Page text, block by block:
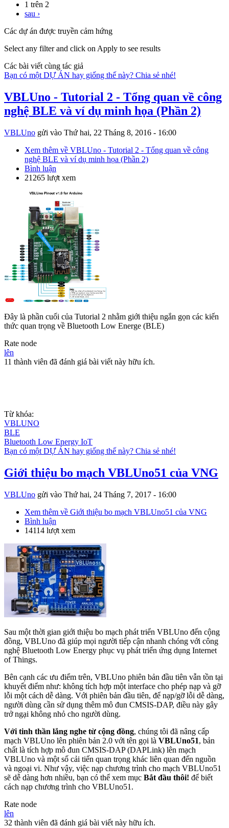
1 trên 2
sau ›
Các dự án được truyền cảm hứng
Select any filter and click on Apply to see results
Các bài viết cùng tác giả
Bạn có một DỰ ÁN hay giống thế này? Chia sẻ nhé!
VBLUno - Tutorial 2 - Tổng quan về công
nghệ BLE và ví dụ minh họa (Phần 2)
VBLUno gửi vào Thứ hai, 22 Tháng 8, 2016 - 16:00
Xem thêm về VBLUno - Tutorial 2 - Tổng quan về công
nghệ BLE và ví dụ minh họa (Phần 2)
Bình luận
21265 lượt xem
Đây là phần cuối của Tutorial 2 nhằm giới thiệu ngắn gọn các kiến
thức quan trọng về Bluetooth Low Energe (BLE)
Rate node
lên
11 thành viên đã đánh giá bài viết này hữu ích.
Từ khóa:
VBLUNO
BLE
Bluetooth Low Energy IoT
Bạn có một DỰ ÁN hay giống thế này? Chia sẻ nhé!
Giới thiệu bo mạch VBLUno51 của VNG
VBLUno gửi vào Thứ hai, 24 Tháng 7, 2017 - 16:00
Xem thêm về Giới thiệu bo mạch VBLUno51 của VNG
Bình luận
14114 lượt xem
Sau một thời gian giới thiệu bo mạch phát triển VBLUno đến cộng
đồng, VBLUno đã giúp mọi người tiếp cận nhanh chóng với công
nghệ Bluetooth Low Energy phục vụ phát triển ứng dụng Internet
of Things.
Bên cạnh các ưu điểm trên, VBLUno phiên bản đầu tiên vẫn tồn tại
khuyết điểm như: không tích hợp một interface cho phép nạp và gỡ
lỗi một cách dễ dàng. Với phiên bản đầu tiên, để nạp/gỡ lỗi dễ dàng,
người dùng cần sử dụng thêm mô đun CMSIS-DAP, điều này gây
trở ngại không nhỏ cho người dùng.
Với tinh thần lắng nghe từ cộng đồng, chúng tôi đã nâng cấp
mạch VBLUno lên phiên bản 2.0 với tên gọi là VBLUno51, bản
chất là tích hợp mô đun CMSIS-DAP (DAPLink) lên mạch
VBLUno và một số cải tiến quan trọng khác liên quan đến nguồn
và ngoại vi. Như vậy, việc nạp chương trình cho mạch VBLUno51
sẽ dễ dàng hơn nhiều, bạn có thể xem mục Bắt đầu thôi! để biết
cách nạp chương trình cho VBLUno51.
Rate node
lên
32 thành viên đã đánh giá bài viết này hữu ích.